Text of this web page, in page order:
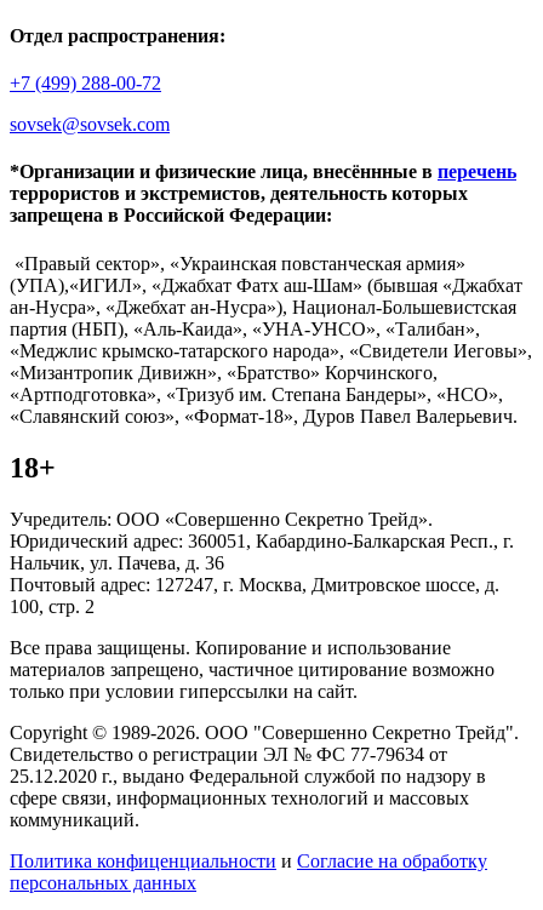
Отдел распространения:
+7 (499) 288-00-72
sovsek@sovsek.com
*Организации и физические лица, внесённные в перечень
террористов и экстремистов, деятельность которых
запрещена в Российской Федерации:
«Правый сектор», «Украинская повстанческая армия»
(УПА),«ИГИЛ», «Джабхат Фатх аш-Шам» (бывшая «Джабхат
ан-Нусра», «Джебхат ан-Нусра»), Национал-Большевистская
партия (НБП), «Аль-Каида», «УНА-УНСО», «Талибан»,
«Меджлис крымско-татарского народа», «Свидетели Иеговы»,
«Мизантропик Дивижн», «Братство» Корчинского,
«Артподготовка», «Тризуб им. Степана Бандеры», «НСО»,
«Славянский союз», «Формат-18», Дуров Павел Валерьевич.
18+
Учредитель: ООО «Совершенно Секретно Трейд».
Юридический адрес: 360051, Кабардино-Балкарская Респ., г.
Нальчик, ул. Пачева, д. 36
Почтовый адрес: 127247, г. Москва, Дмитровское шоссе, д.
100, стр. 2
Все права защищены. Копирование и использование
материалов запрещено, частичное цитирование возможно
только при условии гиперссылки на сайт.
Copyright © 1989-2026. ООО "Совершенно Секретно Трейд".
Свидетельство о регистрации ЭЛ № ФС 77-79634 от
25.12.2020 г., выдано Федеральной службой по надзору в
сфере связи, информационных технологий и массовых
коммуникаций.
Политика конфиценциальности и Согласие на обработку
персональных данных